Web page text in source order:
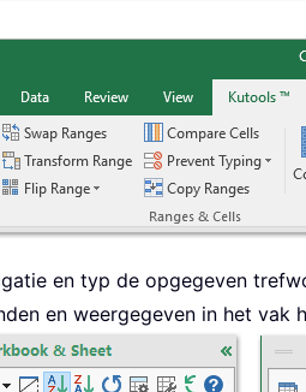
en typ de opgegeven
en weergegeven in het vak